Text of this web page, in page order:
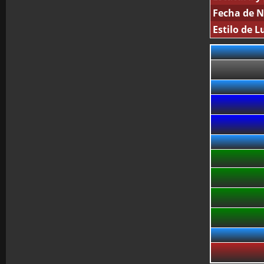
Fecha de
Estilo de